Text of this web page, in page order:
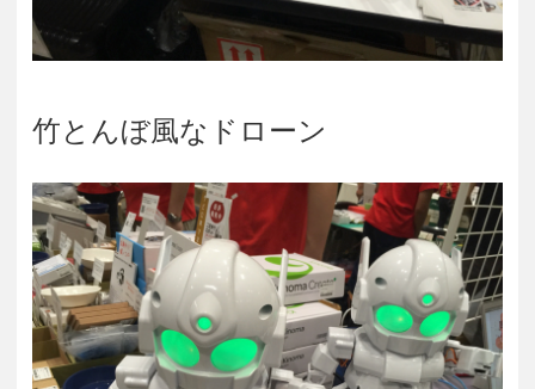
竹とんぼ風なドローン